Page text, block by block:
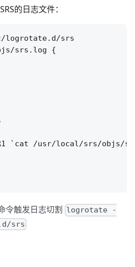
的日志文件：
logrotate.d/srs
srs.log {
`cat /usr/local/srs/objs/
令触发日志切割 logrotate -
srs